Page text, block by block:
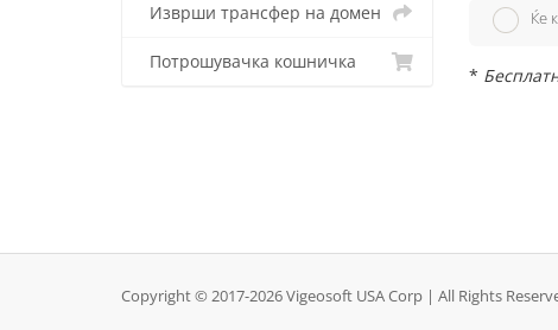
Изврши трансфер на домен
Потрошувачка кошничка
Ќе
*
Copyright © 2017-2026 Vigeosoft USA Corp | All Rights